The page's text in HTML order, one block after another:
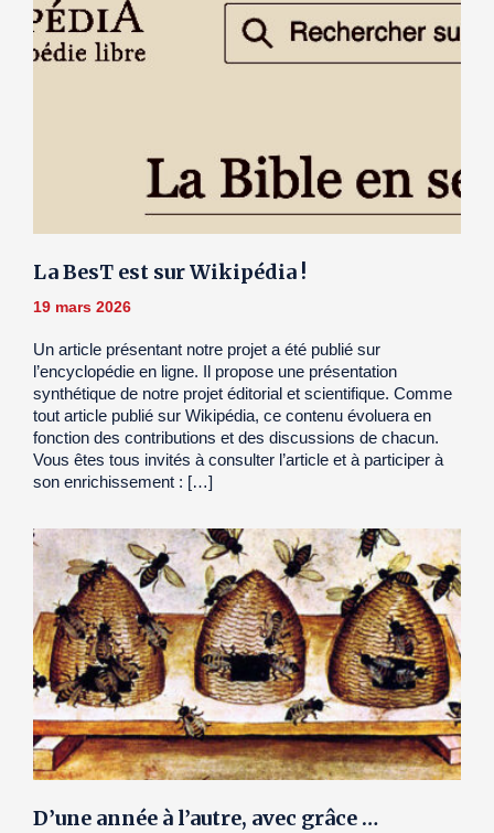
La BesT est sur Wikipédia !
19 mars 2026
Un article présentant notre projet a été publié sur
l’encyclopédie en ligne. Il propose une présentation
synthétique de notre projet éditorial et scientifique. Comme
tout article publié sur Wikipédia, ce contenu évoluera en
fonction des contributions et des discussions de chacun.
Vous êtes tous invités à consulter l’article et à participer à
son enrichissement : […]
D’une année à l’autre, avec grâce …